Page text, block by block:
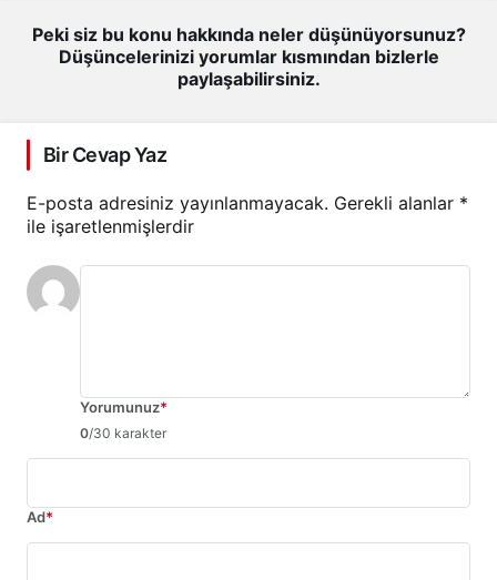
Peki siz bu konu hakkında neler düşünüyorsunuz?
Düşüncelerinizi yorumlar kısmından bizlerle
paylaşabilirsiniz.
Bir Cevap Yaz
E-posta adresiniz yayınlanmayacak. Gerekli alanlar *
ile işaretlenmişlerdir
Yorumunuz*
0/30 karakter
Ad*